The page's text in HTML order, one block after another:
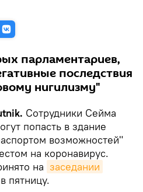
парламентариев,
последствия
нигилизму"
Сотрудники Сейма
попасть в здание
возможностей"
на коронавирус.
на заседании
пятницу.